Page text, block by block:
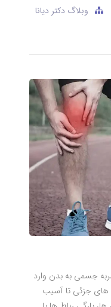
وبلاگ دکتر دیانا
جسمی به بدن وارد
های جزئی تا آسیب